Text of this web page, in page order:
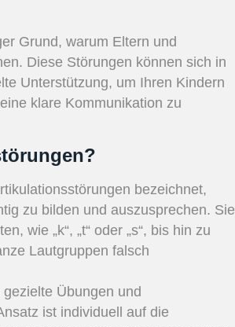
Grund, warum Eltern und
Diese Störungen können sich in
Unterstützung, um Ihren Kindern
klare Kommunikation zu
bezeichnet,
zu bilden und auszusprechen. Sie
wie „k“, „t“ oder „s“, bis hin zu
Lautgruppen falsch
Übungen und
ist individuell auf die